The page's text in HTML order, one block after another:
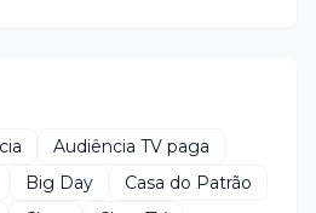
Audiência TV paga
Big Day
Casa do Patrão